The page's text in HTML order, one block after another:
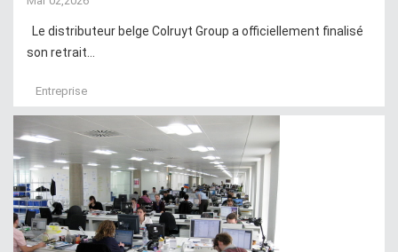
Le distributeur belge Colruyt Group a officiellement finalisé
son retrait...
Entreprise